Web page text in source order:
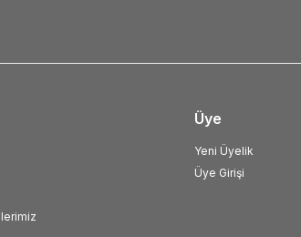
Üye
Yeni Üyelik
Üye Girişi